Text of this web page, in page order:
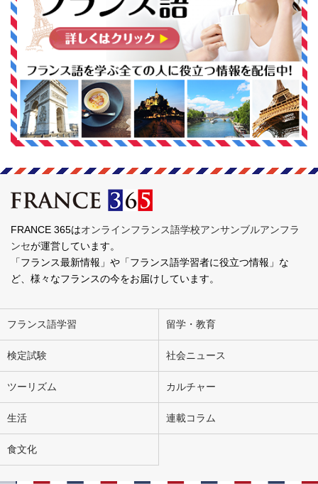
FRANCE 365はオンラインフランス語学校アンサンブルアンフラ
ンセが運営しています。
「フランス最新情報」や「フランス語学習者に役立つ情報」な
ど、様々なフランスの今をお届けしています。
フランス語学習 留学・教育
検定試験 社会ニュース
ツーリズム カルチャー
生活 連載コラム
食文化